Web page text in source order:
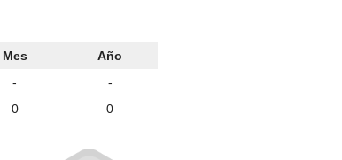
Mes
Año
-
-
0 0